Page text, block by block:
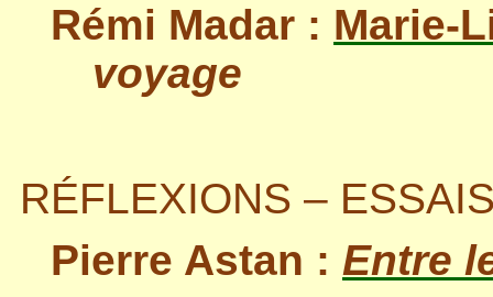
Rémi Madar : Marie-
voyage
RÉFLEXIONS –
Pierre Astan : Entre